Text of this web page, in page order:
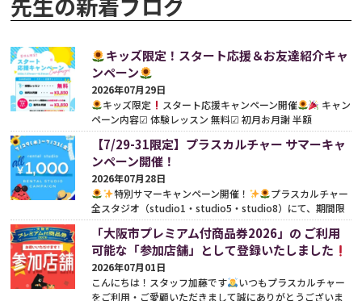
キッズ限定！スタート応援＆お友達紹介キャ
ンペーン
2026年07月29日
キッズ限定
スタート応援キャンペーン開催
キャン
ペーン内容☑︎ 体験レッスン 無料☑︎ 初月お月謝 半額
（¥3,850）※別途、事務手数料がかかります。さらに既存
の...続きをみる
【7/29-31限定】プラスカルチャー サマーキャ
ンペーン開催！
2026年07月28日
特別サマーキャンペーン開催！
プラスカルチャー
全スタジオ（studio1・studio5・studio8）にて、期間限
定の特別サマーキャンペーンを開催いたします
期間中
は...続きをみる
「大阪市プレミアム付商品券2026」の ご利用
可能な「参加店舗」として登録いたしました
2026年07月01日
こんにちは！スタッフ加藤です
いつもプラスカルチャー
をご利用・ご愛顧いただきまして誠にありがとうございま